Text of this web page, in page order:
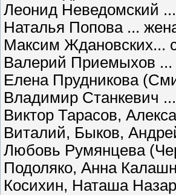
Леонид Неведомский ...
Наталья Попова ...
Максим Ждановских...
Валерий Приемыхов ...
Елена Прудникова
Владимир Станкевич
Виктор Тарасов,
Виталий, Быков,
Любовь Румянцева
Подоляко, Анна
Косихин, Наташа